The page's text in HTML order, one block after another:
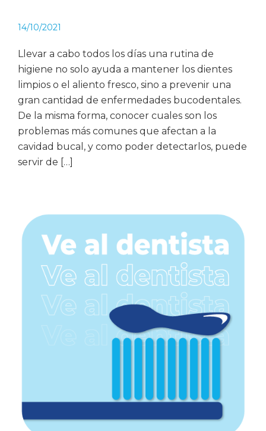
14/10/2021
Llevar a cabo todos los días una rutina de
higiene no solo ayuda a mantener los dientes
limpios o el aliento fresco, sino a prevenir una
gran cantidad de enfermedades bucodentales.
De la misma forma, conocer cuales son los
problemas más comunes que afectan a la
cavidad bucal, y como poder detectarlos, puede
servir de […]
Barra
lateral
principal